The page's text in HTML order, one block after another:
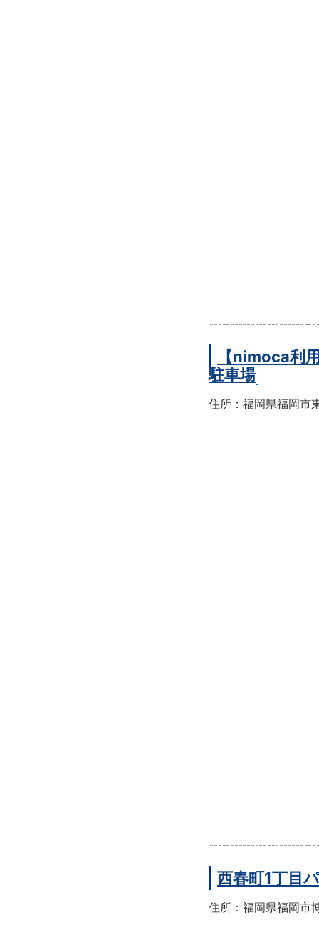
【nimoca利
駐車場
住所：福岡県福岡市
西春町1丁目
住所：福岡県福岡市